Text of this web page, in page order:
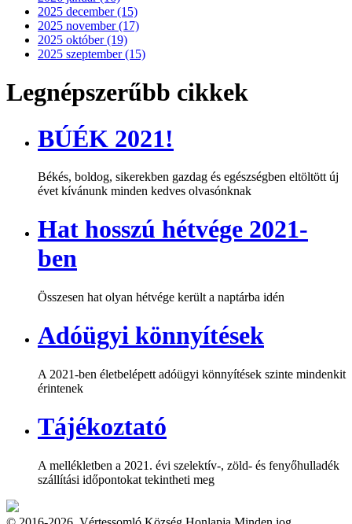
2025 december (15)
2025 november (17)
2025 október (19)
2025 szeptember (15)
Legnépszerűbb cikkek
BÚÉK 2021!
Békés, boldog, sikerekben gazdag és egészségben eltöltött új
évet kívánunk minden kedves olvasónknak
Hat hosszú hétvége 2021-
ben
Összesen hat olyan hétvége került a naptárba idén
Adóügyi könnyítések
A 2021-ben életbelépett adóügyi könnyítések szinte mindenkit
érintenek
Tájékoztató
A mellékletben a 2021. évi szelektív-, zöld- és fenyőhulladék
szállítási időpontokat tekintheti meg